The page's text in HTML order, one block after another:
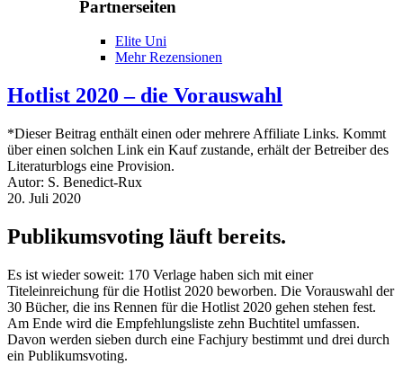
Partnerseiten
Elite Uni
Mehr Rezensionen
Hotlist 2020 – die Vorauswahl
*Dieser Beitrag enthält einen oder mehrere Affiliate Links. Kommt
über einen solchen Link ein Kauf zustande, erhält der Betreiber des
Literaturblogs eine Provision.
Autor: S. Benedict-Rux
20. Juli 2020
Publikumsvoting läuft bereits.
Es ist wieder soweit: 170 Verlage haben sich mit einer
Titeleinreichung für die Hotlist 2020 beworben. Die Vorauswahl der
30 Bücher, die ins Rennen für die Hotlist 2020 gehen stehen fest.
Am Ende wird die Empfehlungsliste zehn Buchtitel umfassen.
Davon werden sieben durch eine Fachjury bestimmt und drei durch
ein Publikumsvoting.